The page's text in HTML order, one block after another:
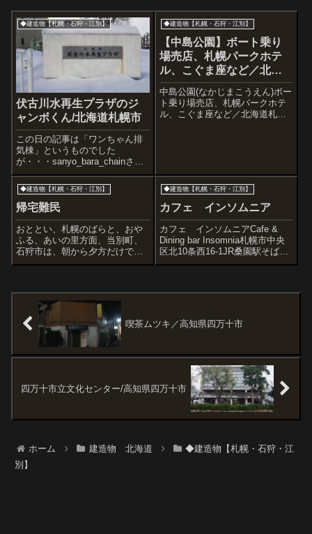
◆建造物【札幌・石狩・江別】
伏古川水再生プラザのジ
ャンボくん/北海道札幌市
この日の記事は「ワンちゃん排
気棟」というものでした
が・・・sanyo_bara_chainさん
という方から以下のコメントを
もらいました。「伏古8-1の伏古
川下水処理場。今は水再生プラ
ザというらしいですが。犬の名
前はジャンボ君。ネームプレー
ト...
◆建造物【札幌・石狩・江別】
【中島公園】ボート乗り
場売店、札幌パークホテ
ル、こぐま座など／北海
道札幌市
中島公園(なかじまこうえん)ボー
ト乗り場売店、札幌パークホテ
ル、こぐま座など／北海道札幌
かな市...
◆建造物【札幌・石狩・江別】
帰宅難民
おととい、札幌のばらと、おや
ふる、あいの里方面、当別町、
石狩市は、朝から夕方だけで大
人の腰あたりまで雪が積り、交
ました。すすきの東急イン、窓
からの朝の景色。鳩さんおはよ
う。
◆建造物【札幌・石狩・江別】
カフェ インソムニア
カフェ インソムニアCafe &
Dining bar Insomnia札幌市中央
区北10条西16-1JR桑園駅そばに
ある北海道帝国大学（現在の北
カフェ。建物の雰囲気の良さは
喫茶ムツキ／高知県四万十市
四万十市立文化センター/高知県四万十市
ホーム 建造物 北海道
◆建造物【札幌・石狩・江
別】